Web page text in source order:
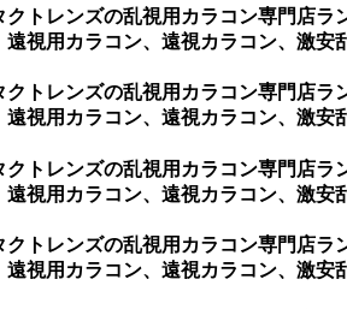
トレンズの乱視用カラコン専門店ラ
視用カラコン、遠視カラコン、激
トレンズの乱視用カラコン専門店ラ
視用カラコン、遠視カラコン、激
トレンズの乱視用カラコン専門店ラ
視用カラコン、遠視カラコン、激
トレンズの乱視用カラコン専門店ラ
視用カラコン、遠視カラコン、激